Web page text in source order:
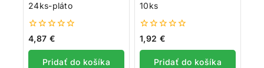
24ks-pláto
0
5
4,87 €
Pridať do košíka
10ks
0
5
1,92 €
Pridať do košíka